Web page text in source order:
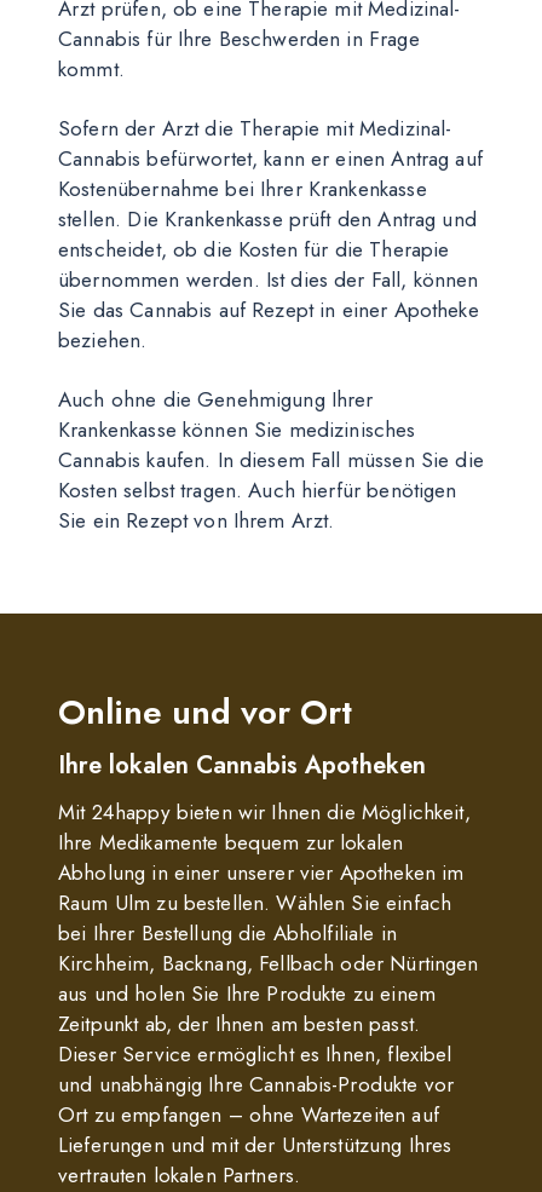
Arzt prüfen, ob eine Therapie mit Medizinal-
Cannabis für Ihre Beschwerden in Frage
kommt.
Sofern der Arzt die Therapie mit Medizinal-
Cannabis befürwortet, kann er einen Antrag auf
Kostenübernahme bei Ihrer Krankenkasse
stellen. Die Krankenkasse prüft den Antrag und
entscheidet, ob die Kosten für die Therapie
übernommen werden. Ist dies der Fall, können
Sie das Cannabis auf Rezept in einer Apotheke
beziehen.
Auch ohne die Genehmigung Ihrer
Krankenkasse können Sie medizinisches
Cannabis kaufen. In diesem Fall müssen Sie die
Kosten selbst tragen. Auch hierfür benötigen
Sie ein Rezept von Ihrem Arzt.
Online und vor Ort
Ihre lokalen Cannabis Apotheken
Mit 24happy bieten wir Ihnen die Möglichkeit,
Ihre Medikamente bequem zur lokalen
Abholung in einer unserer vier Apotheken im
Raum Ulm zu bestellen. Wählen Sie einfach
bei Ihrer Bestellung die Abholfiliale in
Kirchheim, Backnang, Fellbach oder Nürtingen
aus und holen Sie Ihre Produkte zu einem
Zeitpunkt ab, der Ihnen am besten passt.
Dieser Service ermöglicht es Ihnen, flexibel
und unabhängig Ihre Cannabis-Produkte vor
Ort zu empfangen – ohne Wartezeiten auf
Lieferungen und mit der Unterstützung Ihres
vertrauten lokalen Partners.